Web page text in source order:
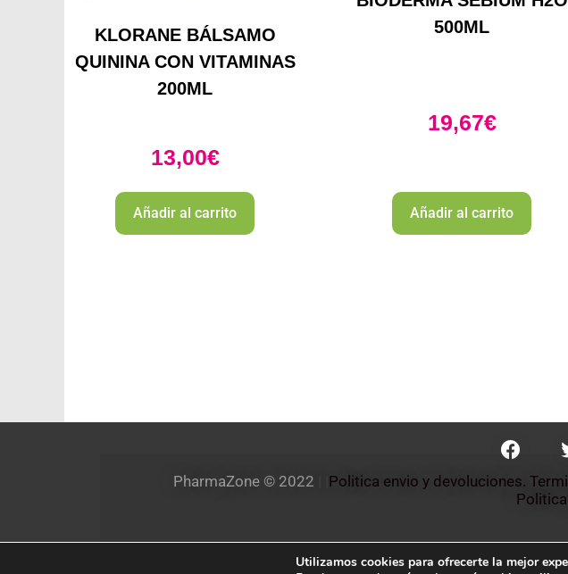
KLORANE BÁLSAMO
QUININA CON VITAMINAS
200ML
13,00€
Añadir al carrito
500ML
19,67€
Añadir al carrito
PharmaZone © 2022 Politica envio y devoluciones.
Utilizamos cookies para ofrecerte la mejor